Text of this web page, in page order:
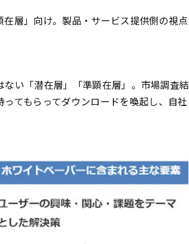
層」向け。製品・サービス提供側の視点
い「潜在層」「準顕在層」。市場調査結
ってもらってダウンロードを喚起し、自社